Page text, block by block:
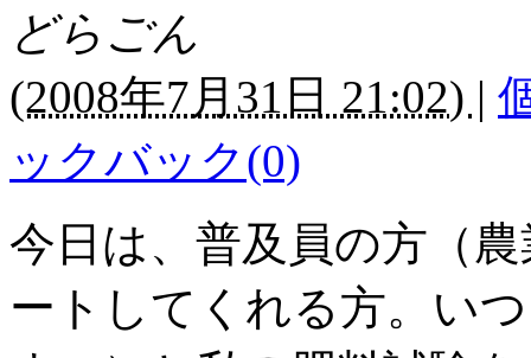
どらごん
(2008年7月31日 21:02) |
ックバック(0)
今日は、普及員の方（
ートしてくれる方。い